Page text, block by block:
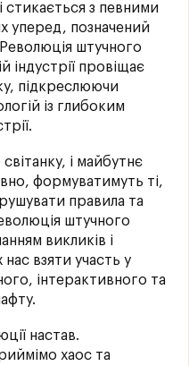
стикається з певними
уперед, позначений
штучного
індустрії провіщає
підкреслюючи
із глибоким
і майбутнє
формуватимуть ті,
правила та
штучного
викликів і
взяти участь у
інтерактивного та
настав.
хаос та